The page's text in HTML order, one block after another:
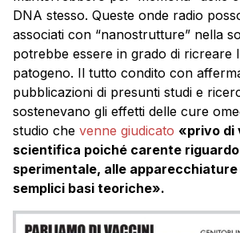
DNA stesso. Queste onde radio
associati con “nanostrutture” nella
potrebbe essere in grado di ricreare
patogeno. Il tutto condito con
pubblicazioni di presunti studi e
sostenevano gli effetti delle cure
studio che venne giudicato «privo di
scientifica poiché carente
sperimentale, alle
semplici basi teoriche».